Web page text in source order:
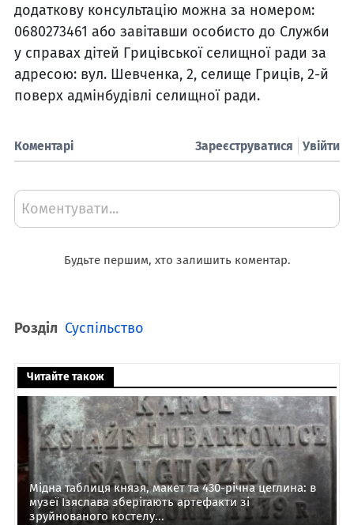
додаткову консультацію можна за номером:
0680273461 або завітавши особисто до Служби
у справах дітей Грицівської селищної ради за
адресою: вул. Шевченка, 2, селище Гриців, 2-й
поверх адмінбудівлі селищної ради.
Коментарі Увійти
Зареєструватися
Коментувати...
Будьте першим, хто залишить коментар.
Розділ Суспільство
Читайте також
Мідна таблиця князя, макет та 430-річна цеглина: в
музеї Ізяслава зберігають артефакти зі
зруйнованого костелу...